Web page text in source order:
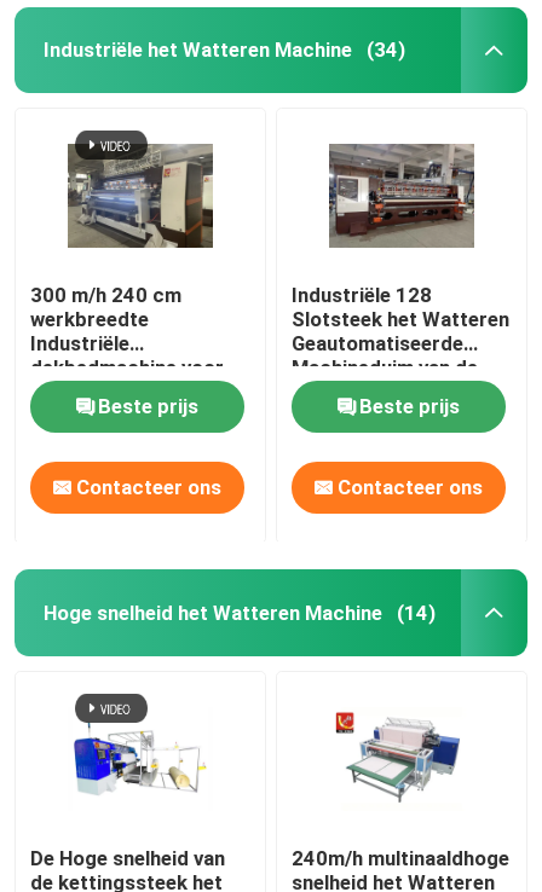
Industriële het Watteren Machine (34)
300 m/h 240 cm
werkbreedte
Industriële
dekbedmachine voor
matrassen
Beste prijs
Contacteer ons
Industriële 128
Slotsteek het Watteren
Geautomatiseerde
Machineduim van de
Hoge snelheid
Beste prijs
Contacteer ons
Hoge snelheid het Watteren Machine (14)
De Hoge snelheid van
de kettingssteek het
240m/h multinaaldhoge
snelheid het Watteren